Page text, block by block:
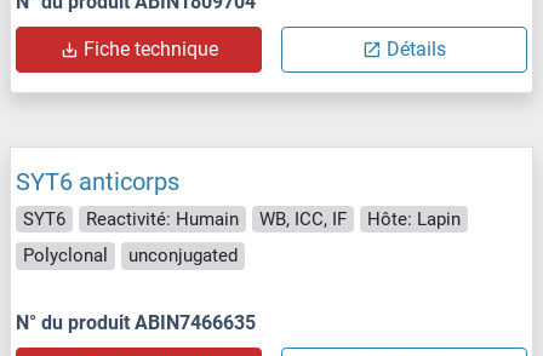
Fiche technique Détails
SYT6 anticorps
SYT6 Reactivité: Humain WB, ICC, IF
Hôte: Lapin
Polyclonal
unconjugated
N° du produit ABIN7466635